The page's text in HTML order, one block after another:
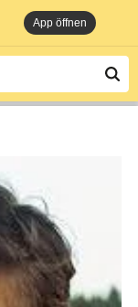
App öffnen